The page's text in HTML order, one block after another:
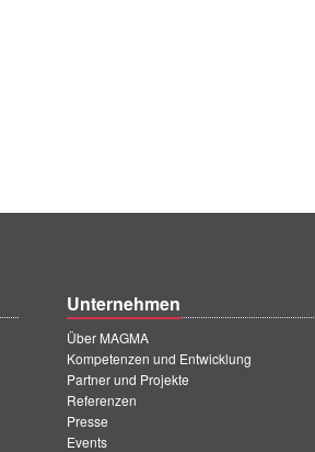
Unternehmen
Über MAGMA
Kompetenzen und Entwicklung
Partner und Projekte
Referenzen
Presse
Events